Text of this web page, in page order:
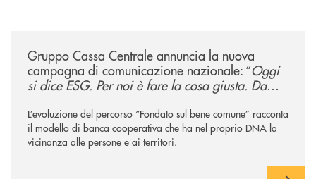
Gruppo Cassa Centrale annuncia la nuova
campagna di comunicazione nazionale: “Oggi
si dice ESG. Per noi è fare la cosa giusta. Da
L’evoluzione del percorso “Fondato sul bene comune” racconta
il modello di banca cooperativa che ha nel proprio DNA la
vicinanza alle persone e ai territori.